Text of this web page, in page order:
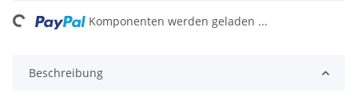
Komponenten werden geladen ...
Beschreibung